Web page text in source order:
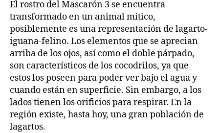
El rostro del Mascarón 3 se encuentra
transformado en un animal mítico,
posiblemente es una representación de lagarto-
iguana-felino. Los elementos que se aprecian
arriba de los ojos, así como el doble párpado,
son característicos de los cocodrilos, ya que
estos los poseen para poder ver bajo el agua y
cuando están en superficie. Sin embargo, a los
lados tienen los orificios para respirar. En la
región existe, hasta hoy, una gran población de
lagartos.